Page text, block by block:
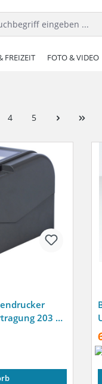
FREIZEIT FOTO & VIDEO
4 5
203 x